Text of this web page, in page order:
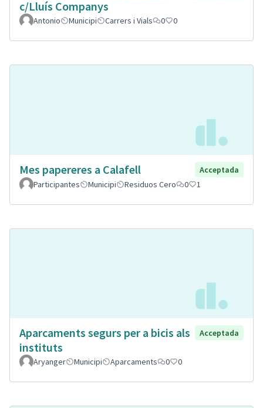
c/Lluís Companys
Antonio Municipi Carrers i Vials 0 0
Mes papereres a Calafell
Acceptada
Participantes
Municipi Residuos Cero 0 1
Aparcaments segurs per a bicis als
instituts
Acceptada
Aryanger Municipi Aparcaments 0 0